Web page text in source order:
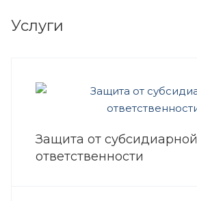
Услуги
Защита от субсидиарной
ответственности